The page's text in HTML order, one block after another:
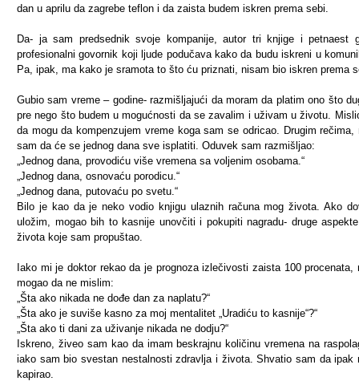
dan u aprilu da zagrebe teflon i da zaista budem iskren prema sebi.
Da- ja sam predsednik svoje kompanije, autor tri knjige i petnaest
profesionalni govornik koji ljude podučava kako da budu iskreni u
Pa, ipak, ma kako je sramota to što ću priznati, nisam bio iskren prema
Gubio sam vreme – godine- razmišljajući da moram da platim ono što
pre nego što budem u mogućnosti da se zavalim i uživam u životu.
da mogu da kompenzujem vreme koga sam se odricao. Drugim rečima,
sam da će se jednog dana sve isplatiti. Oduvek sam razmišljao:
„Jednog dana, provodiću više vremena sa voljenim osobama.“
„Jednog dana, osnovaću porodicu.“
„Jednog dana, putovaću po svetu.“
Bilo je kao da je neko vodio knjigu ulaznih računa mog života. Ako
uložim, mogao bih to kasnije unovčiti i pokupiti nagradu- druge
života koje sam propuštao.
Iako mi je doktor rekao da je prognoza izlečivosti zaista 100 procenata,
mogao da ne mislim:
„Šta ako nikada ne dođe dan za naplatu?“
„Šta ako je suviše kasno za moj mentalitet „Uradiću to kasnije“?“
„Šta ako ti dani za uživanje nikada ne dodju?“
Iskreno, živeo sam kao da imam beskrajnu količinu vremena na
iako sam bio svestan nestalnosti zdravlja i života. Shvatio sam da ipak
kapirao.